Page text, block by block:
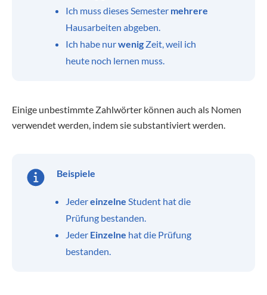
Ich muss dieses Semester mehrere
Hausarbeiten abgeben.
Ich habe nurwenig Zeit, weil ich
heute noch lernen muss.
Einige unbestimmte Zahlwörter können auch als Nomen
verwendet werden, indem sie substantiviert werden.
Beispiele
Jedereinzelne Student hat die
Prüfung bestanden.
Jeder Einzelne hat die Prüfung
bestanden.